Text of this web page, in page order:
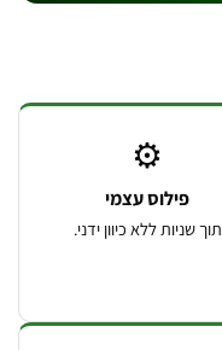
⚙️
פילוס עצמי
תוך שניות ללא כיוון ידני.